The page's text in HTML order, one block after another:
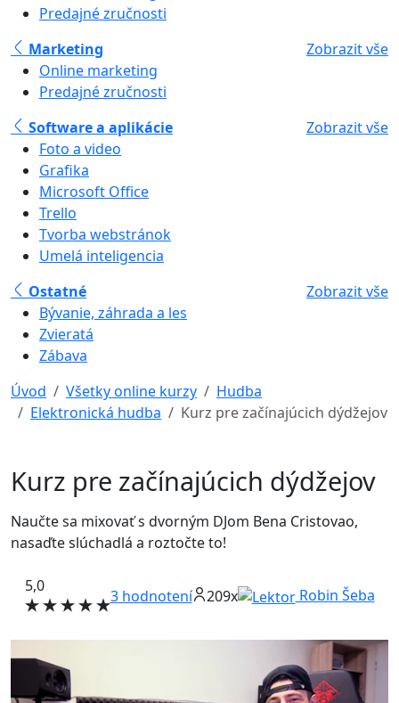
Predajné zručnosti
Marketing
Zobrazit vše
Online marketing
Predajné zručnosti
Software a aplikácie
Zobrazit vše
Foto a video
Grafika
Microsoft Office
Trello
Tvorba webstránok
Umelá inteligencia
Ostatné
Zobrazit vše
Bývanie, záhrada a les
Zvieratá
Zábava
Úvod
Všetky online kurzy
Hudba
Elektronická hudba
Kurz pre začínajúcich dýdžejov
Kurz pre začínajúcich dýdžejov
Naučte sa mixovať s dvorným DJom Bena Cristovao,
nasaďte slúchadlá a roztočte to!
5,0
3hodnotení 209x Robin Šeba